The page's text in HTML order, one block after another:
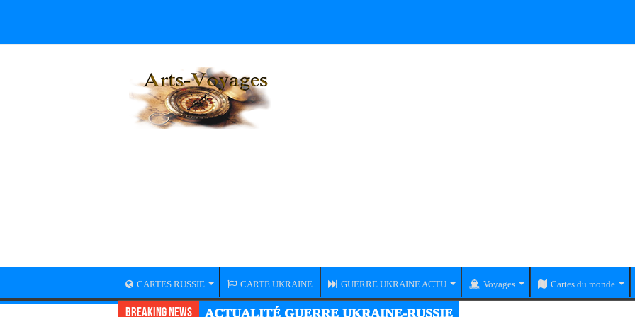
CARTES RUSSIE CARTE UKRAINE GUERRE UKRAINE ACTU Voyages Cartes du monde
Breaking News ACTUALITÉ GUERRE UKRAINE-RUSSIE